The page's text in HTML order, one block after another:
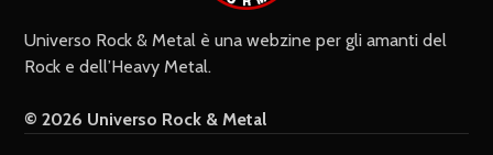
Universo Rock & Metal è una webzine per gli amanti del
Rock e dell’Heavy Metal.
© 2026 Universo Rock & Metal